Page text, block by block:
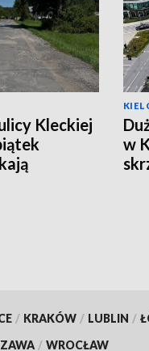
Kleckiej
w
/ KRAKÓW / LUBLIN /
/ WROCŁAW